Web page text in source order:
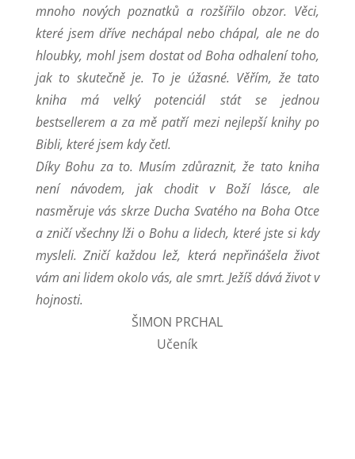
mnoho nových poznatků a rozšířilo obzor. Věci,
které jsem dříve nechápal nebo chápal, ale ne do
hloubky, mohl jsem dostat od Boha odhalení toho,
jak to skutečně je. To je úžasné. Věřím, že tato
kniha má velký potenciál stát se jednou
bestsellerem a za mě patří mezi nejlepší knihy po
Bibli, které jsem kdy četl.
Díky Bohu za to. Musím zdůraznit, že tato kniha
není návodem, jak chodit v Boží lásce, ale
nasměruje vás skrze Ducha Svatého na Boha Otce
a zničí všechny lži o Bohu a lidech, které jste si kdy
mysleli. Zničí každou lež, která nepřinášela život
vám ani lidem okolo vás, ale smrt. Ježíš dává život v
hojnosti.
ŠIMON PRCHAL
Učeník